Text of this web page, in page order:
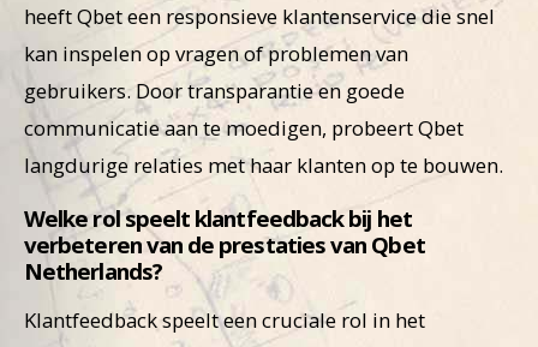
heeft Qbet een responsieve klantenservice die snel
kan inspelen op vragen of problemen van
gebruikers. Door transparantie en goede
communicatie aan te moedigen, probeert Qbet
langdurige relaties met haar klanten op te bouwen.
Welke rol speelt klantfeedback bij het
verbeteren van de prestaties van Qbet
Netherlands?
Klantfeedback speelt een cruciale rol in het